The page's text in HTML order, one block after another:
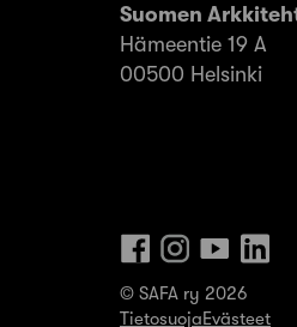
Suomen
Hämeentie 19 A
00500 Helsinki
© SAFA ry 2026
TietosuojaEvästeet